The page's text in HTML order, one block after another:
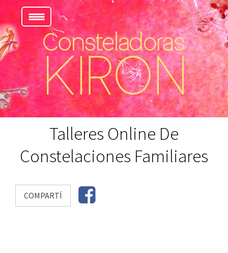
Talleres Online De
Constelaciones Familiares
COMPARTÍ